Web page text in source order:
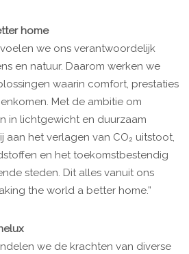
home
we ons verantwoordelijk
en natuur. Daarom werken we
waarin comfort, prestaties
Met de ambitie om
in lichtgewicht en duurzaam
aan het verlagen van CO₂ uitstoot,
en het toekomstbestendig
steden. Dit alles vanuit ons
the world a better home.”
we de krachten van diverse